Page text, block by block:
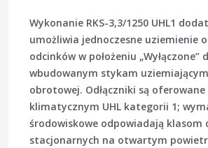
Wykonanie RKS-3,3/1250 UHL1
umożliwia jednoczesne uziemienie
odcinków w położeniu „Wyłączone”
wbudowanym stykam
obrotowej. Odłączniki są
klimatycznym UHL kategorii 1;
środowiskowe odpowiadają klasom
stacjonarnych na otwartym